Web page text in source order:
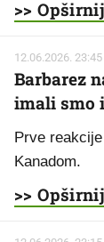
>>
12.06.2026. 23:45
Barbarez
imali smo
Prve
Kanadom.
>>